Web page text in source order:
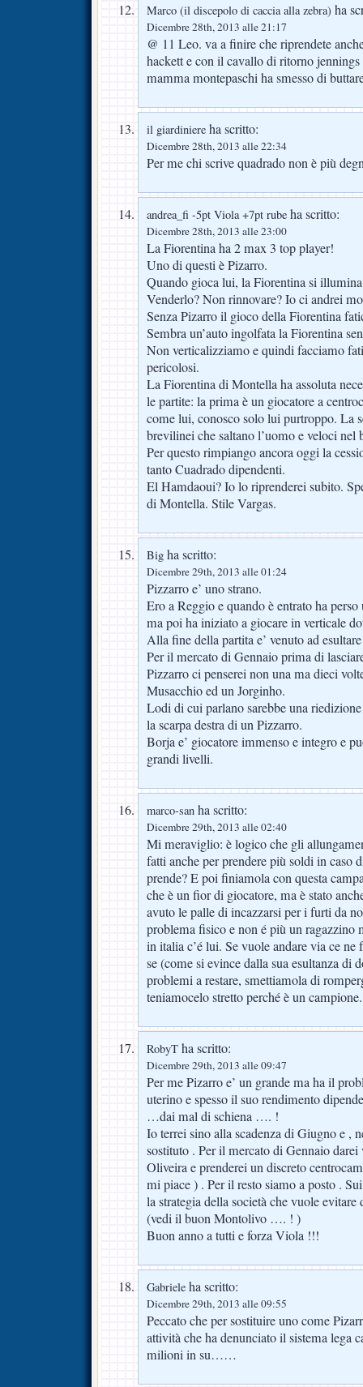
Marco (il discepolo di caccia alla zebra) ha
Dicembre 28th, 2013 alle 21:17
@ 11 Leo. va a finire che riprendete
hackett e con il cavallo di ritorno jennings
mamma montepaschi ha smesso di
il giardiniere ha scritto:
Dicembre 28th, 2013 alle 22:34
Per me chi scrive quadrado non è più
andrea_fi -5pt Viola +7pt rube ha scritto:
Dicembre 28th, 2013 alle 23:00
La Fiorentina ha 2 max 3 top player!
Uno di questi è Pizarro.
Quando gioca lui, la Fiorentina si
Venderlo? Non rinnovare? Io ci andrei
Senza Pizarro il gioco della Fiorentina
Sembra un’auto ingolfata la Fiorentina
Non verticalizziamo e quindi facciamo
pericolosi.
La Fiorentina di Montella ha assoluta
le partite: la prima è un giocatore a
come lui, conosco solo lui purtroppo. La
brevilinei che saltano l’uomo e veloci nel
Per questo rimpiango ancora oggi la
tanto Cuadrado dipendenti.
El Hamdaoui? Io lo riprenderei subito.
di Montella. Stile Vargas.
Big ha scritto:
Dicembre 29th, 2013 alle 01:24
Pizzarro e’ uno strano.
Ero a Reggio e quando è entrato ha
ma poi ha iniziato a giocare in verticale
Alla fine della partita e’ venuto ad
Per il mercato di Gennaio prima di
Pizzarro ci penserei non una ma dieci
Musacchio ed un Jorginho.
Lodi di cui parlano sarebbe una
la scarpa destra di un Pizzarro.
Borja e’ giocatore immenso e integro e
grandi livelli.
marco-san ha scritto:
Dicembre 29th, 2013 alle 02:40
Mi meraviglio: è logico che gli
fatti anche per prendere più soldi in caso
prende? E poi finiamola con questa
che è un fior di giocatore, ma è stato
avuto le palle di incazzarsi per i furti da
problema fisico e non é più un
in italia c’é lui. Se vuole andare via ce
se (come si evince dalla sua esultanza di
problemi a restare, smettiamola di
teniamocelo stretto perché è un campione.
RobyT ha scritto:
Dicembre 29th, 2013 alle 09:47
Per me Pizarro e’ un grande ma ha il
uterino e spesso il suo rendimento
…dai mal di schiena …. !
Io terrei sino alla scadenza di Giugno e ,
sostituto . Per il mercato di Gennaio darei
Oliveira e prenderei un discreto
mi piace ) . Per il resto siamo a posto .
la strategia della società che vuole evitare
(vedi il buon Montolivo …. ! )
Buon anno a tutti e forza Viola !!!
Gabriele ha scritto:
Dicembre 29th, 2013 alle 09:55
Peccato che per sostituire uno come
attività che ha denunciato il sistema lega
milioni in su……